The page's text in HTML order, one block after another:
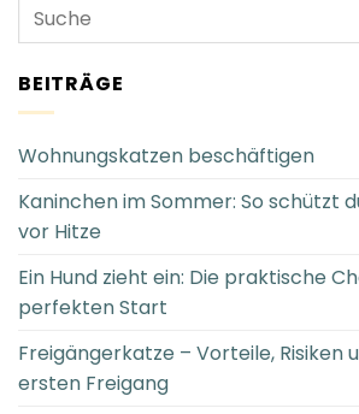
BEITRÄGE
Wohnungskatzen beschäftigen
Kaninchen im Sommer: So schützt
vor Hitze
Ein Hund zieht ein: Die praktische
perfekten Start
Freigängerkatze – Vorteile, Risiken
ersten Freigang